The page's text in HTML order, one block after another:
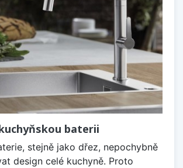
baterii
stejně jako dřez, nepochybně
design celé kuchyně. Proto